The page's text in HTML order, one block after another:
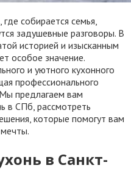
собирается семья,
задушевные разговоры. В
историей и изысканным
особое значение.
и уютного кухонного
профессионального
предлагаем вам
в СПб, рассмотреть
которые помогут вам
в Санкт-